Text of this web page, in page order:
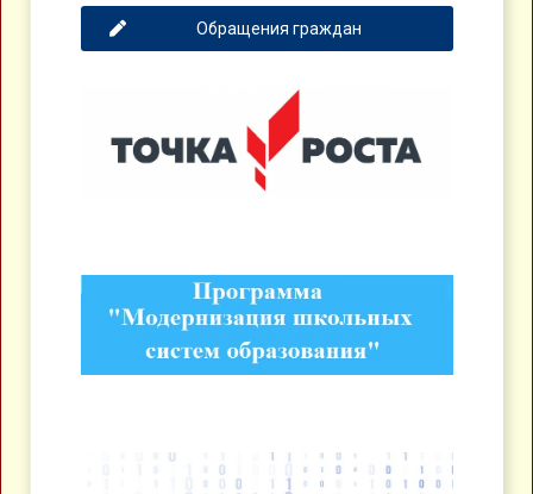
Обращения граждан